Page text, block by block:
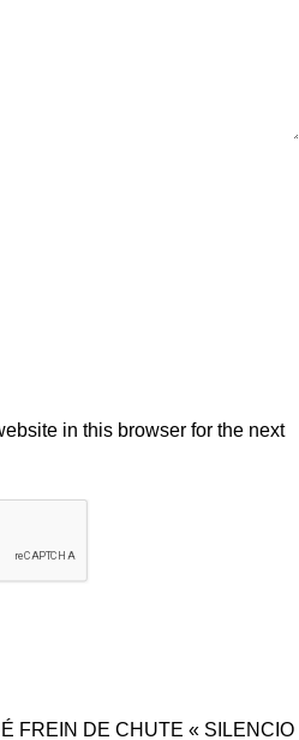
in this browser for the next